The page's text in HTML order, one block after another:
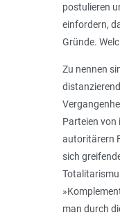
postulieren
einfordern,
Gründe.
Zu nennen
Parteien von
autoritärern
sich
man durch